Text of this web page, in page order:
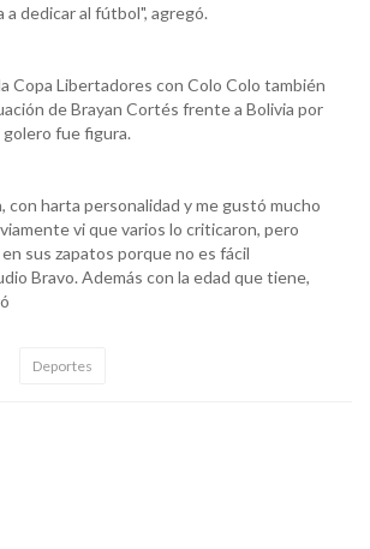
a dedicar al fútbol", agregó.
Copa Libertadores con Colo Colo también
de Brayan Cortés frente a Bolivia por
fue figura.
con harta personalidad y me gustó mucho
vi que varios lo criticaron, pero
sus zapatos porque no es fácil
Bravo. Además con la edad que tiene,
Deportes